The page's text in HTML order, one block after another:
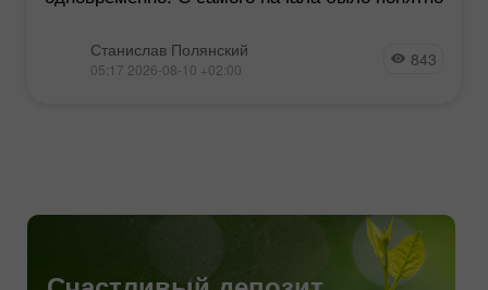
Станислав Полянский
05:17 2026-08-10 +02:00 843